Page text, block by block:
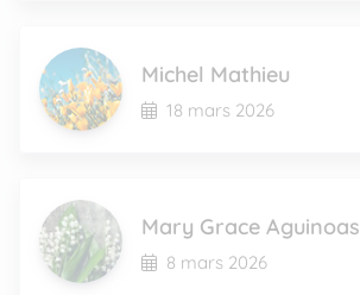
Michel Mathieu
18 mars 2026
Mary Grace Aguinoas
8 mars 2026